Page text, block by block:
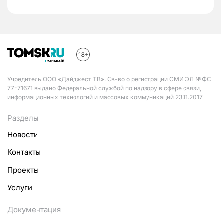
Учредитель ООО «Дайджест ТВ». Св-во о регистрации СМИ ЭЛ №ФС
77-71671 выдано Федеральной службой по надзору в сфере связи,
информационных технологий и массовых коммуникаций 23.11.2017
Разделы
Новости
Контакты
Проекты
Услуги
Документация